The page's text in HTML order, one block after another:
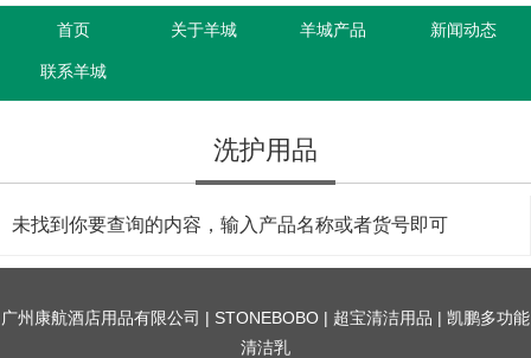
首页 关于羊城 羊城产品 新闻动态
联系羊城
洗护用品
未找到你要查询的内容，输入产品名称或者货号即可
广州康航酒店用品有限公司 | STONEBOBO | 超宝清洁用品 | 凯鹏多功能
清洁乳